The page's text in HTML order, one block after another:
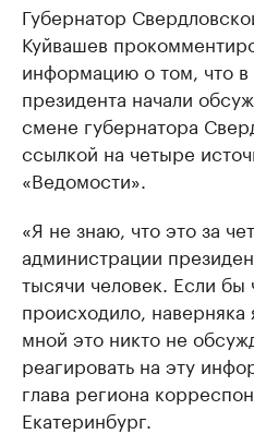
Губернатор
Куйвашев
информацию о том, что
президента начали
смене губернатора
ссылкой на четыре
«Ведомости».
«Я не знаю, что это за
администрации
тысячи человек. Если бы
происходило,
мной это никто не
реагировать на эту
глава региона
Екатеринбург.